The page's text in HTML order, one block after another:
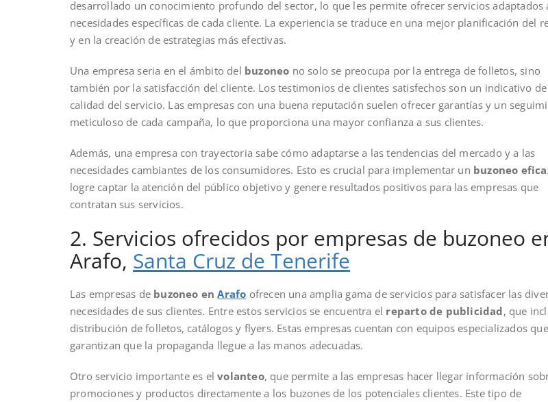
desarrollado un conocimiento profundo del sector, lo que les permite ofrecer servicios adaptados
necesidades específicas de cada cliente. La experiencia se traduce en una mejor planificación del
y en la creación de estrategias más efectivas.
Una empresa seria en el ámbito del buzoneo no solo se preocupa por la entrega de folletos, sino
también por la satisfacción del cliente. Los testimonios de clientes satisfechos son un indicativo
calidad del servicio. Las empresas con una buena reputación suelen ofrecer garantías y un
meticuloso de cada campaña, lo que proporciona una mayor confianza a sus clientes.
Además, una empresa con trayectoria sabe cómo adaptarse a las tendencias del mercado y a las
necesidades cambiantes de los consumidores. Esto es crucial para implementar un buzoneo
logre captar la atención del público objetivo y genere resultados positivos para las empresas que
contratan sus servicios.
2. Servicios ofrecidos por empresas de buzoneo
Arafo, Santa Cruz de Tenerife
Las empresas de buzoneo enArafo ofrecen una amplia gama de servicios para satisfacer las
necesidades de sus clientes. Entre estos servicios se encuentra el reparto de publicidad, que
distribución de folletos, catálogos y flyers. Estas empresas cuentan con equipos especializados que
garantizan que la propaganda llegue a las manos adecuadas.
Otro servicio importante es elvolanteo, que permite a las empresas hacer llegar información
promociones y productos directamente a los buzones de los potenciales clientes. Este tipo de